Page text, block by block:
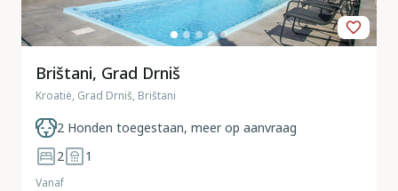
Brištani, Grad Drniš
Kroatië, Grad Drniš, Brištani
2 Honden toegestaan, meer op aanvraag
2
1
Vanaf